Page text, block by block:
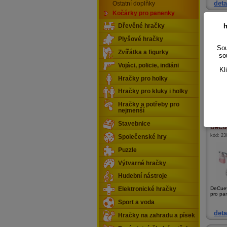
kód:
pro
Ostatní doplňky
Kočárky pro panenky
Dřevěné hračky
Plyšové hračky
Zvířátka a figurky
Vojáci, policie, indiáni
Hračky pro holky
Hračky pro kluky i holky
Hračky a potřeby pro
nejmenší
Stavebnice
Společenské hry
Puzzle
Výtvarné hračky
Hudební nástroje
Elektronické hračky
Sport a voda
Hračky na zahradu a písek